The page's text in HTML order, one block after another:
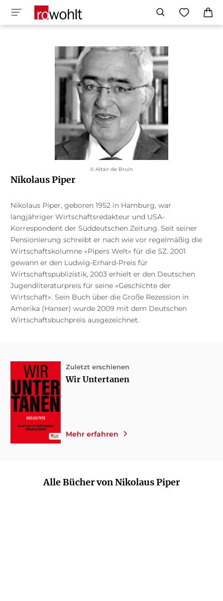
© Altair de Bruin
Nikolaus Piper
Nikolaus Piper, geboren 1952 in Hamburg, war
langjähriger Wirtschaftsredakteur und USA-
Korrespondent der Süddeutschen Zeitung. Seit seiner
Pensionierung schreibt er nach wie vor regelmäßig die
Wirtschaftskolumne «Pipers Welt» für die SZ. 2001
gewann er den Ludwig-Erhard-Preis für
Wirtschaftspublizistik, 2003 erhielt er den Deutschen
Jugendliteraturpreis für seine «Geschichte der
Wirtschaft». Sein Buch über die Große Rezession in
Amerika (Hanser) wurde 2009 mit dem Deutschen
Wirtschaftsbuchpreis ausgezeichnet.
Zuletzt erschienen
Wir Untertanen
Mehr erfahren
Alle Bücher von Nikolaus Piper